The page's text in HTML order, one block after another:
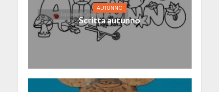
AUTUNNO
Scritta autunno